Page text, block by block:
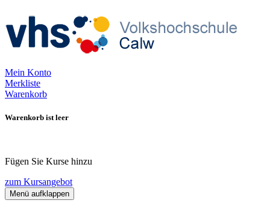
Mein Konto
Merkliste
Warenkorb
Warenkorb ist leer
Fügen Sie Kurse hinzu
zum Kursangebot
Menü aufklappen